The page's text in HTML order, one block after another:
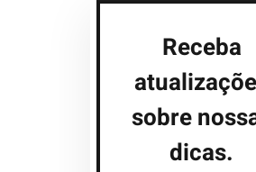
Receba
sobre
dicas.